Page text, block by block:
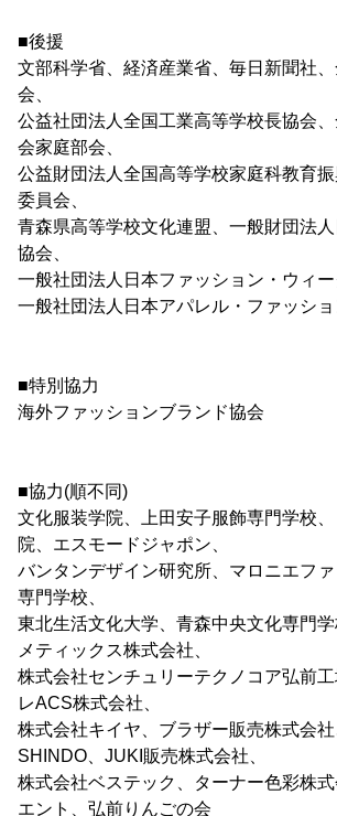
■後援
文部科学省、経済産業省、毎日新聞社
会、
公益社団法人全国工業高等学校長協会
会家庭部会、
公益財団法人全国高等学校家庭科教育
委員会、
青森県高等学校文化連盟、一般財団法
協会、
一般社団法人日本ファッション・ウィー
一般社団法人日本アパレル・ファッシ
■特別協力
海外ファッションブランド協会
■協力(順不同)
文化服装学院、上田安子服飾専門学校
院、エスモードジャポン、
バンタンデザイン研究所、マロニエフ
専門学校、
東北生活文化大学、青森中央文化専門
メティックス株式会社、
株式会社センチュリーテクノコア弘前
レACS株式会社、
株式会社キイヤ、ブラザー販売株式会
SHINDO、JUKI販売株式会社、
株式会社ベステック、ターナー色彩株
エント、弘前りんごの会